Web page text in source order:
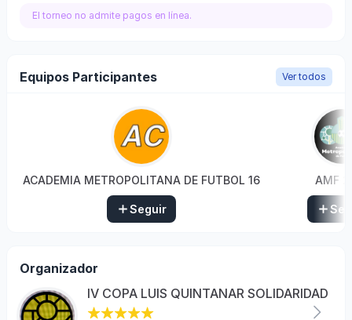
El torneo no admite pagos en línea.
Equipos Participantes Ver todos
ACADEMIA METROPOLITANA DE FUTBOL 16
Seguir
AMF
Organizador
IV COPA LUIS QUINTANAR SOLIDARIDAD